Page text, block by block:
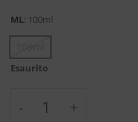
ML: 100ml
100ml
Esaurito
Racquets -